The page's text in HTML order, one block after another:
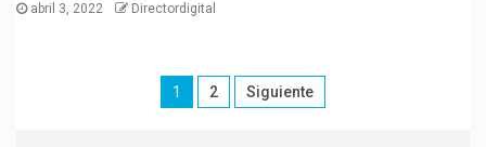
abril 3, 2022 Directordigital
1 2 Siguiente